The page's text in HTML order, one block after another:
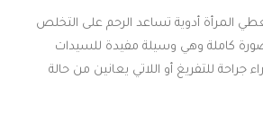
المرأة أدوية تساعد الرحم على التخلص
كاملة وهي وسيلة مفيدة للسيدات
جراحة للتفريغ أو اللاتي يعانين من حالة